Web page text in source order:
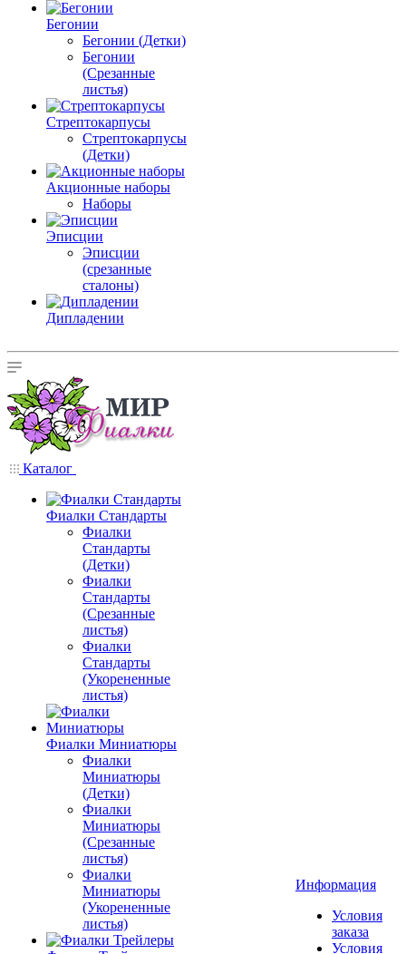
Бегонии
Бегонии (Детки)
Бегонии
(Срезанные
листья)
Стрептокарпусы
Стрептокарпусы
(Детки)
Акционные наборы
Наборы
Эписции
Эписции
(срезанные
сталоны)
Дипладении
Каталог
Фиалки Стандарты
Фиалки
Стандарты
(Детки)
Фиалки
Стандарты
(Срезанные
листья)
Фиалки
Стандарты
(Укорененные
листья)
Фиалки Миниатюры
Фиалки
Миниатюры
(Детки)
Фиалки
Миниатюры
(Срезанные
листья)
Фиалки
Миниатюры
(Укорененные
листья)
Информация
Условия
заказа
Условия